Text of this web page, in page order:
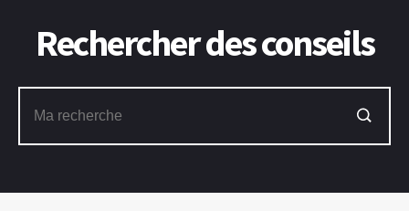
Rechercher des conseils